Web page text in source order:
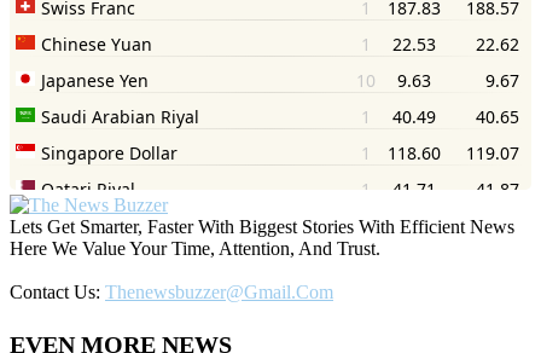
Lets Get Smarter, Faster With Biggest Stories With Efficient News
Here We Value Your Time, Attention, And Trust.
Contact Us: Thenewsbuzzer@gmail.com
EVEN MORE NEWS